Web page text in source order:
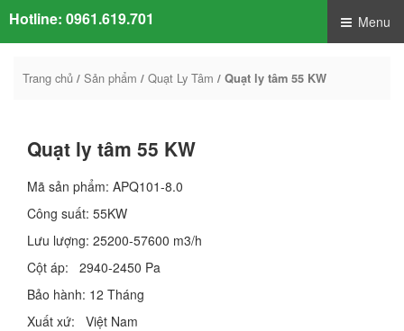
Hotline: 0961.619.701 Menu
Trang chủ / Sản phẩm / Quạt Ly Tâm / Quạt ly tâm 55 KW
Quạt ly tâm 55 KW
Mã sản phẩm: APQ101-8.0
Công suất: 55KW
Lưu lượng: 25200-57600 m3/h
Cột áp: 2940-2450 Pa
Bảo hành: 12 Tháng
Xuất xứ: Việt Nam